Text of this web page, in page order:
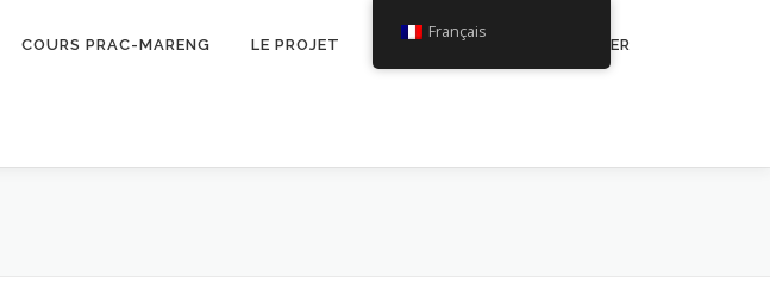
COURS PRAC-MARENG LE PROJET NEWS NOUS CONTACTER
Français